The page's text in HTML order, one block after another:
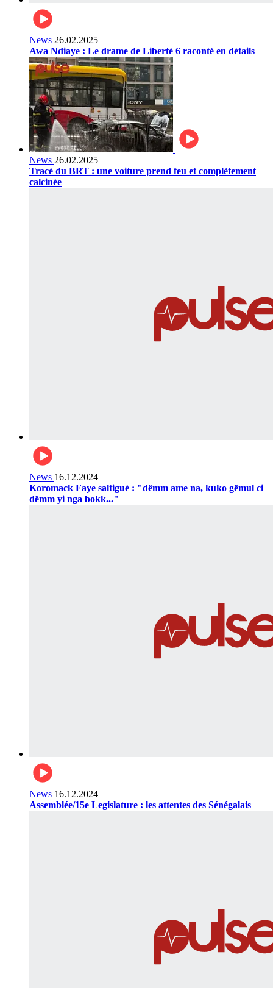
News 26.02.2025
Awa Ndiaye : Le drame de Liberté 6 raconté en détails
News 26.02.2025
Tracé du BRT : une voiture prend feu et complètement
calcinée
News 16.12.2024
Koromack Faye saltigué : "dëmm ame na, kuko gëmul ci
dëmm yi nga bokk..."
News 16.12.2024
Assemblée/15e Legislature : les attentes des Sénégalais